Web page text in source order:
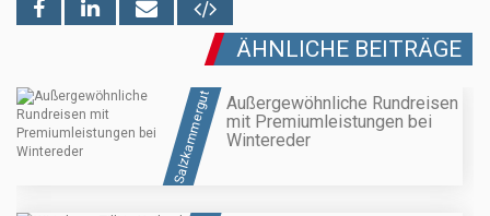
ÄHNLICHE BEITRÄGE
Salzkammergut
Außergewöhnliche Rundreisen
mit Premiumleistungen bei
Wintereder